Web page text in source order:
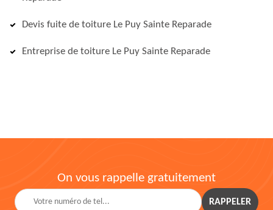
Devis fuite de toiture Le Puy Sainte Reparade
Entreprise de toiture Le Puy Sainte Reparade
On vous rappelle gratuitement